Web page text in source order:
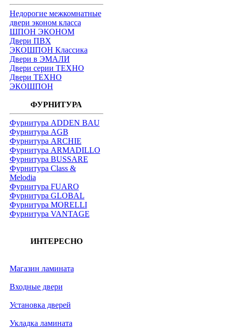
Недорогие межкомнатные
двери эконом класса
ШПОН ЭКОНОМ
Двери ПВХ
ЭКОШПОН Классика
Двери в ЭМАЛИ
Двери серии ТЕХНО
Двери ТЕХНО
ЭКОШПОН
ФУРНИТУРА
Фурнитура ADDEN BAU
Фурнитура AGB
Фурнитура ARCHIE
Фурнитура ARMADILLO
Фурнитура BUSSARE
Фурнитура Class &
Melodia
Фурнитура FUARO
Фурнитура GLOBAL
Фурнитура MORELLI
Фурнитура VANTAGE
ИНТЕРЕСНО
Магазин ламината
Входные двери
Установка дверей
Укладка ламината